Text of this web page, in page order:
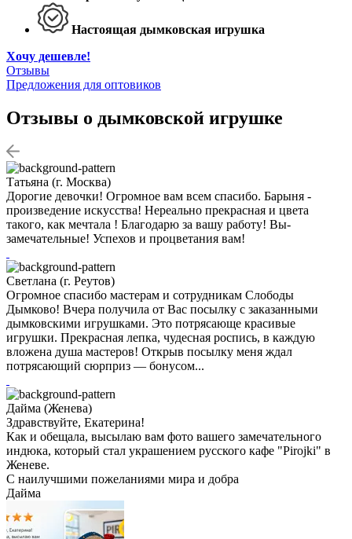
Настоящая дымковская игрушка
Хочу дешевле!
Отзывы
Предложения для оптовиков
Отзывы о дымковской игрушке
Татьяна (г. Москва)
Дорогие девочки! Огромное вам всем спасибо. Барыня -
произведение искусства! Нереально прекрасная и цвета
такого, как мечтала ! Благодарю за вашу работу! Вы-
замечательные! Успехов и процветания вам!
Светлана (г. Реутов)
Огромное спасибо мастерам и сотрудникам Слободы
Дымково! Вчера получила от Вас посылку с заказанными
дымковскими игрушками. Это потрясающе красивые
игрушки. Прекрасная лепка, чудесная роспись, в каждую
вложена душа мастеров! Открыв посылку меня ждал
потрясающий сюрприз — бонусом...
Дайма (Женева)
Здравствуйте, Екатерина!
Как и обещала, высылаю вам фото вашего замечательного
индюка, который стал украшением русского кафе "Pirojki" в
Женеве.
С наилучшими пожеланиями мира и добра
Дайма